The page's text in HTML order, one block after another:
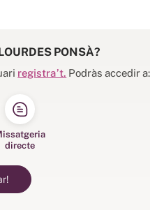
PONSÀ?
registra’t. Podràs accedir a:
directe